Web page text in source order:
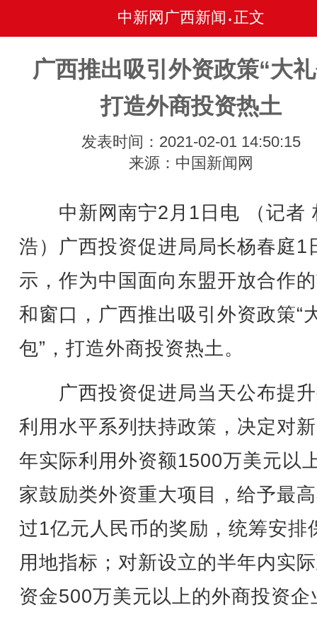
中新网广西新闻 • 正文
广西推出吸引外资政策“大
打造外商投资热土
发表时间：2021-02-01 14:50:15
来源：中国新闻网
中新网南宁2月1日电 （记者
浩）广西投资促进局局长杨春庭1
示，作为中国面向东盟开放合作
和窗口，广西推出吸引外资政策“
包”，打造外商投资热土。
广西投资促进局当天公布提
利用水平系列扶持政策，决定对
年实际利用外资额1500万美元以
家鼓励类外资重大项目，给予最
过1亿元人民币的奖励，统筹安排
用地指标；对新设立的半年内实
资金500万美元以上的外商投资企